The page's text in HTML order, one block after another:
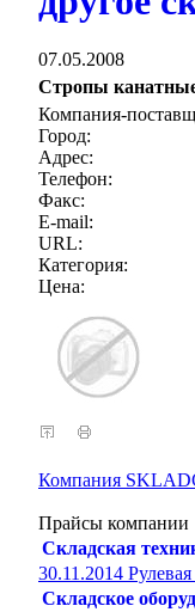
07.05.2008
Стропы
Компания-
Город:
Адрес:
Телефон:
Факс:
E-mail:
URL:
Категория:
Цена:
Компания
Прайсы компании
Складская
30.11.2014 Рулевая
Складское